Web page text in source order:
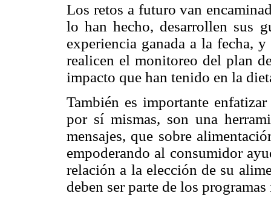
Los retos a futuro van
lo han hecho, desarrollen sus
experiencia ganada a la fecha,
realicen el monitoreo del plan
impacto que han tenido en la
También es importante
por sí mismas, son una
mensajes, que sobre
empoderando al consumidor
relación a la elección de su
deben ser parte de los